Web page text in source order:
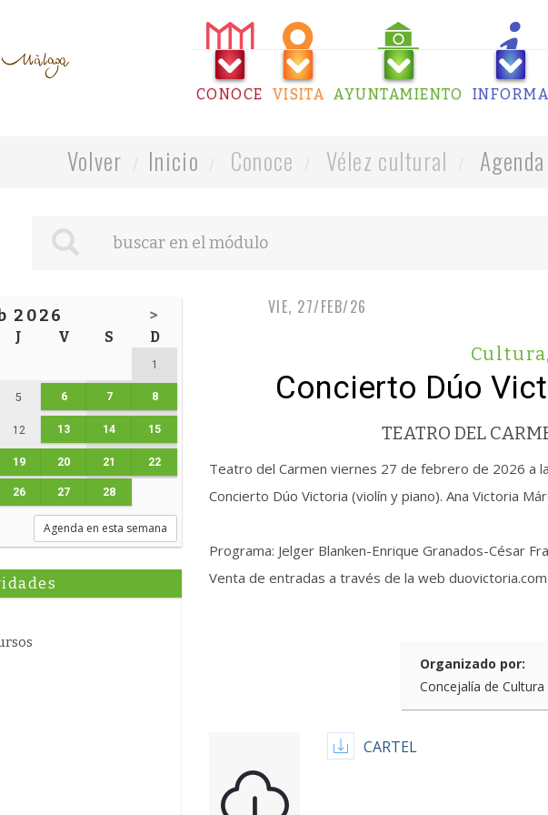
CONOCE VISITA AYUNTAMIENTO INFORMA
Volver Inicio Conoce Vélez cultural
2026 >
J V S D
1
5 6 7 8
12 13 14 15
19 20 21 22
26 27 28
Agenda en esta semana
VIE, 27/FEB/26
Cultura,
Concierto Dúo
TEATRO DEL
Teatro del Carmen viernes 27 de febrero de 2026 a
Concierto Dúo Victoria (violín y piano). Ana Victoria
Programa: Jelger Blanken-Enrique Granados-César
Venta de entradas a través de la web duovictoria.com
Organizado por:
Concejalía de
CARTEL